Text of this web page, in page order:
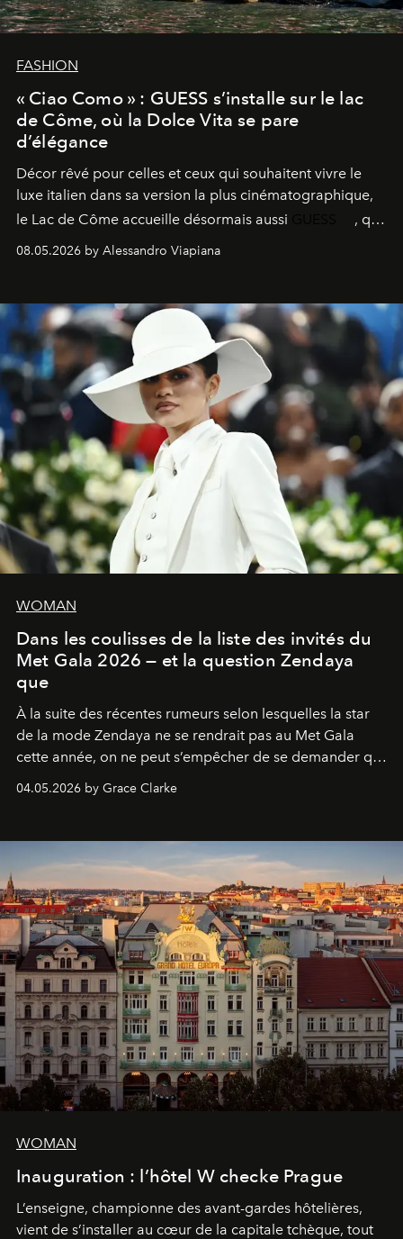
FASHION
« Ciao Como » : GUESS s’installe sur le lac
de Côme, où la Dolce Vita se pare
d’élégance
Décor rêvé pour celles et ceux qui souhaitent vivre le
luxe italien dans sa version la plus cinématographique,
le Lac de Côme accueille désormais aussi
, qui
fragrances. L’une des opérations de style les plus
08.05.2026 by Alessandro Viapiana
WOMAN
Dans les coulisses de la liste des invités du
Met Gala 2026 — et la question Zendaya
que
À la suite des récentes rumeurs selon lesquelles la star
de la mode Zendaya ne se rendrait pas au Met Gala
cette année, on ne peut s’empêcher de se demander qui
04.05.2026 by Grace Clarke
WOMAN
Inauguration : l’hôtel W checke Prague
L’enseigne, championne des avant-gardes hôtelières,
vient de s’installer au cœur de la capitale tchèque, tout